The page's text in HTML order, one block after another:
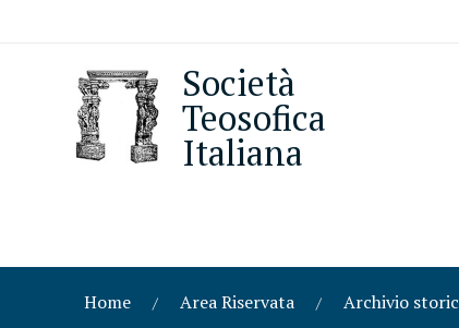
Società
Teosofica
Italiana
Home Area Riservata Archivio